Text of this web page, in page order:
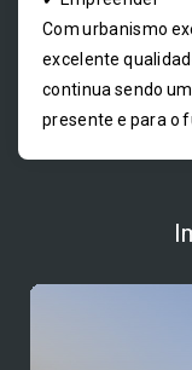
Com urbanismo
excelente
continua sendo
presente e para o